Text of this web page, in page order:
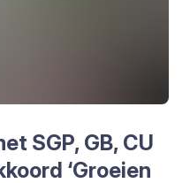
SGP, GB, CU
‘Groei­en